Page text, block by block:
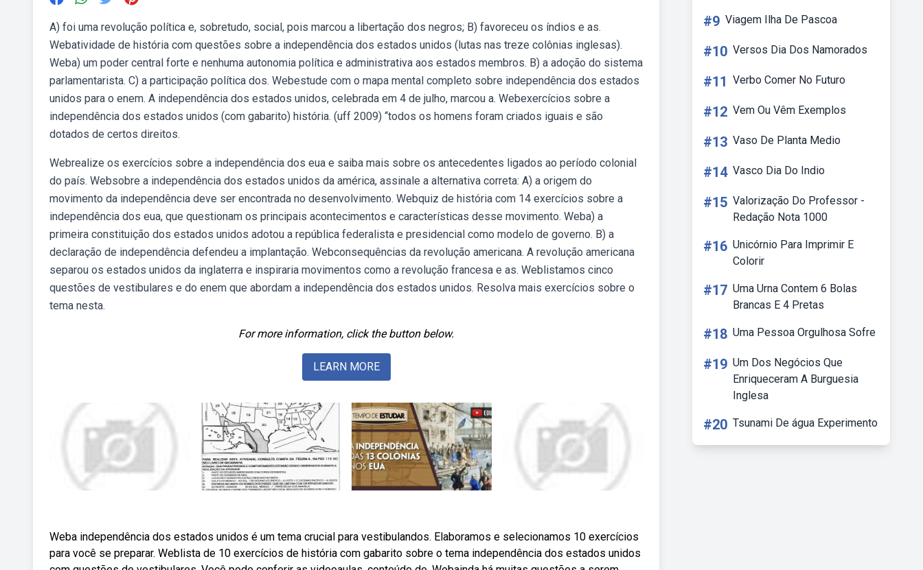
A) foi uma revolução política e, sobretudo, social, pois marcou a libertação dos negros; B) favoreceu os índios e as.
Webatividade de história com questões sobre a independência dos estados unidos (lutas nas treze colônias inglesas).
Weba) um poder central forte e nenhuma autonomia política e administrativa aos estados membros. B) a adoção do sistema
parlamentarista. C) a participação política dos. Webestude com o mapa mental completo sobre independência dos estados
unidos para o enem. A independência dos estados unidos, celebrada em 4 de julho, marcou a. Webexercícios sobre a
independência dos estados unidos (com gabarito) história. (uff 2009) “todos os homens foram criados iguais e são
dotados de certos direitos.
Webrealize os exercícios sobre a independência dos eua e saiba mais sobre os antecedentes ligados ao período colonial
do país. Websobre a independência dos estados unidos da américa, assinale a alternativa correta: A) a origem do
movimento da independência deve ser encontrada no desenvolvimento. Webquiz de história com 14 exercícios sobre a
independência dos eua, que questionam os principais acontecimentos e características desse movimento. Weba) a
primeira constituição dos estados unidos adotou a república federalista e presidencial como modelo de governo. B) a
declaração de independência defendeu a implantação. Webconsequências da revolução americana. A revolução americana
separou os estados unidos da inglaterra e inspiraria movimentos como a revolução francesa e as. Weblistamos cinco
questões de vestibulares e do enem que abordam a independência dos estados unidos. Resolva mais exercícios sobre o
tema nesta.
For more information, click the button below.
LEARN MORE
Weba independência dos estados unidos é um tema crucial para vestibulandos. Elaboramos e selecionamos 10 exercícios
para você se preparar. Weblista de 10 exercícios de história com gabarito sobre o tema independência dos estados unidos
#9 Viagem Ilha De Pascoa
#10 Versos Dia Dos Namorados
#11 Verbo Comer No Futuro
#12 Vem Ou Vêm Exemplos
#13 Vaso De Planta Medio
#14 Vasco Dia Do Indio
#15 Valorização Do Professor -
Redação Nota 1000
#16 Unicórnio Para Imprimir E
Colorir
#17 Uma Urna Contem 6 Bolas
Brancas E 4 Pretas
#18 Uma Pessoa Orgulhosa Sofre
#19 Um Dos Negócios Que
Enriqueceram A Burguesia
Inglesa
#20 Tsunami De água Experimento